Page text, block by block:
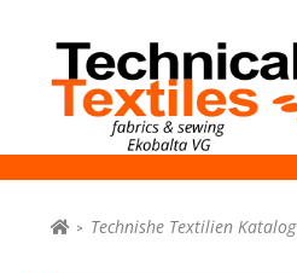
Technishe Textilien Katalog